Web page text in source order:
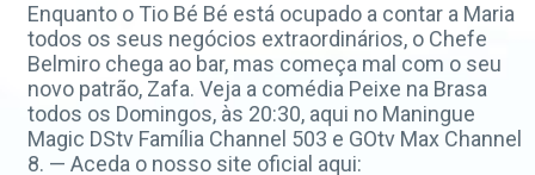
Enquanto o Tio Bé Bé está ocupado a contar a Maria
todos os seus negócios extraordinários, o Chefe
Belmiro chega ao bar, mas começa mal com o seu
novo patrão, Zafa. Veja a comédia Peixe na Brasa
todos os Domingos, às 20:30, aqui no Maningue
Magic DStv Família Channel 503 e GOtv Max Channel
8. — Aceda o nosso site oficial aqui: